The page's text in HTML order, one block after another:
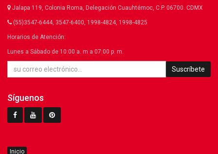
Jalapa 119, Colonia Roma, Delegación Cuauhtémoc, C.P. 06700. CDMX
(55)3547-6444, 3547-6400, 1998-4824, 1998-4825
Horarios de Atención:
Lunes a Sábado de 10:00 a. m a 07:00 p. m.
Suscríbete
Síguenos
Inicio